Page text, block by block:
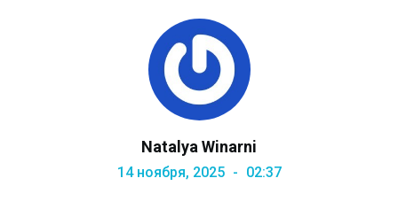
Natalya Winarni
14 ноября, 2025 02:37